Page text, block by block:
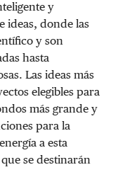
y
ideas, donde las
y son
hasta
Las ideas más
elegibles para
más grande y
para la
a esta
se destinarán